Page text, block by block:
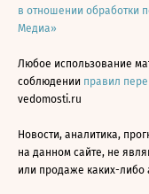
в отношении обработки
Медиа»
Любое использование
соблюдении правил
vedomosti.ru
Новости, аналитика,
на данном сайте, не
или продаже каких-либо